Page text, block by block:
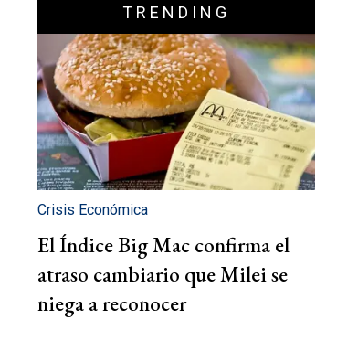
TRENDING
Crisis Económica
El Índice Big Mac confirma el
atraso cambiario que Milei se
niega a reconocer